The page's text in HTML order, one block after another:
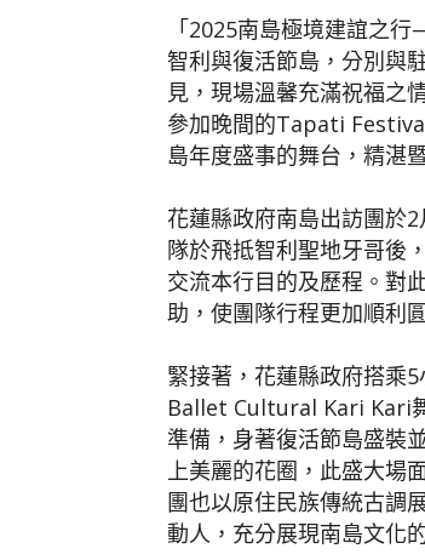
「2025南島極境建誼之
智利與復活節島，分別與
見，現場溫馨充滿祝福之
參加晚間的Tapati
島年度盛事的舞台，精湛
花蓮縣政府南島出訪團於
隊於飛抵智利聖地牙哥後
交流本行目的及歷程。對
助，使團隊行程更加順利
緊接著，花蓮縣政府搭乘
Ballet Cultural Kari Kari
準備，身著復活節島盛裝
上美麗的花圈，此盛大場
團也以原住民族傳統古調
動人，充分展現南島文化